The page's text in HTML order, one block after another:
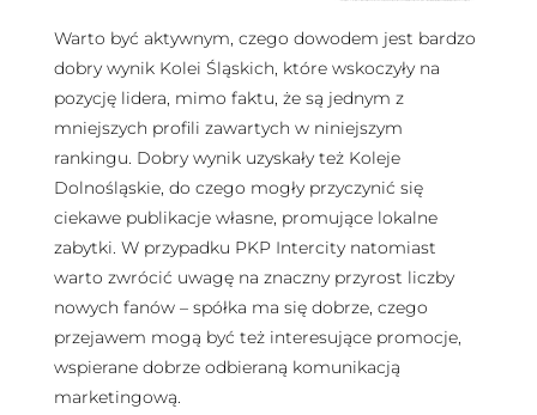
Warto być aktywnym, czego dowodem jest bardzo
dobry wynik Kolei Śląskich, które wskoczyły na
pozycję lidera, mimo faktu, że są jednym z
mniejszych profili zawartych w niniejszym
rankingu. Dobry wynik uzyskały też Koleje
Dolnośląskie, do czego mogły przyczynić się
ciekawe publikacje własne, promujące lokalne
zabytki. W przypadku PKP Intercity natomiast
warto zwrócić uwagę na znaczny przyrost liczby
nowych fanów – spółka ma się dobrze, czego
przejawem mogą być też interesujące promocje,
wspierane dobrze odbieraną komunikacją
marketingową.